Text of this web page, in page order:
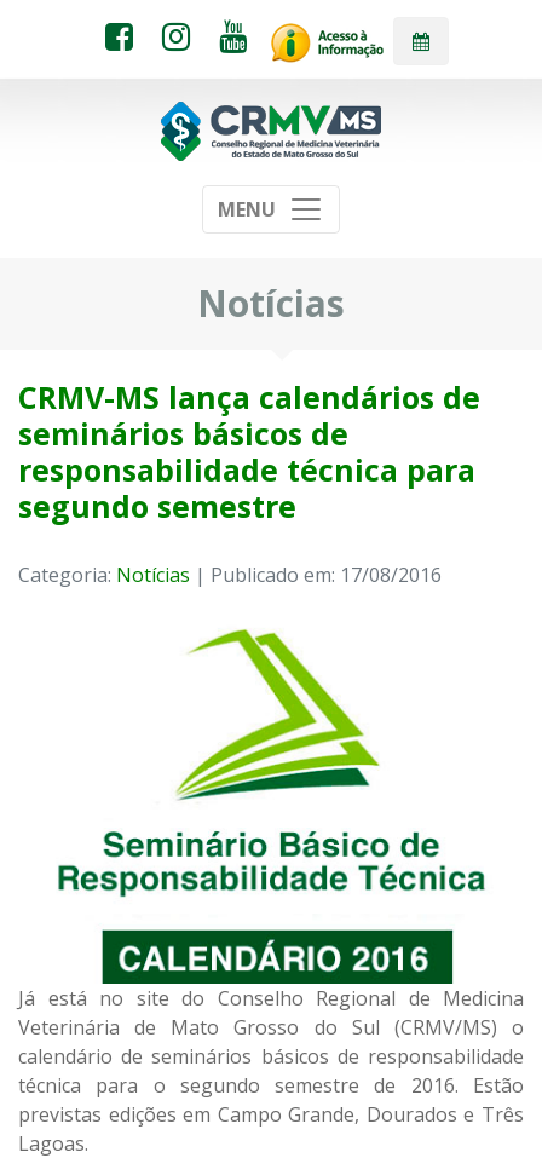
MENU
Notícias
CRMV-MS lança calendários de
seminários básicos de
responsabilidade técnica para
segundo semestre
Categoria: Notícias | Publicado em: 17/08/2016
Já está no site do Conselho Regional de Medicina
Veterinária de Mato Grosso do Sul (CRMV/MS) o
calendário de seminários básicos de responsabilidade
técnica para o segundo semestre de 2016. Estão
previstas edições em Campo Grande, Dourados e Três
Lagoas.